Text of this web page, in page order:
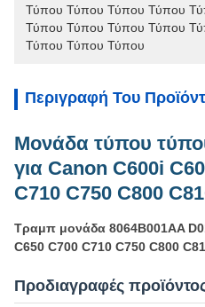
Τύπου Τύπου Τύπου Τύπου
Τύπου Τύπου Τύπου Τύπου
Τύπου Τύπου Τύπου
Περιγραφή Του
Μονάδα τύπου
για Canon C600i
C710 C750 C800
Τραμπ μονάδα 8064B001AA
C650 C700 C710 C750 C800
Προδιαγραφές